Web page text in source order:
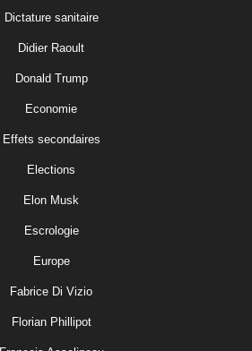
Dictature sanitaire
Didier Raoult
Donald Trump
Economie
Effets secondaires
Elections
Elon Musk
Escrologie
Europe
Fabrice Di Vizio
Florian Phillipot